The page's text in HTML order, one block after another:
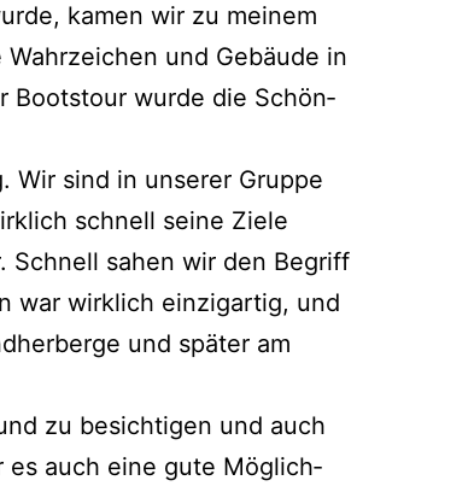
kamen wir zu mei­nem
und Gebäu­de in
Boots­tour wur­de die Schön­
Wir sind in unse­rer Grup­pe
schnell sei­ne Zie­le
Schnell sahen wir den Begriff
war wirk­lich ein­zig­ar­tig, und
und spä­ter am
zu besich­ti­gen und auch
es auch eine gute Mög­lich­